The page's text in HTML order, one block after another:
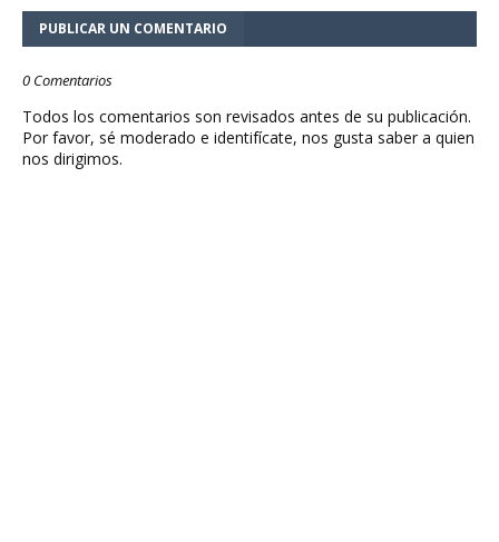
PUBLICAR UN COMENTARIO
0 Comentarios
Todos los comentarios son revisados antes de su publicación.
Por favor, sé moderado e identifícate, nos gusta saber a quien
nos dirigimos.